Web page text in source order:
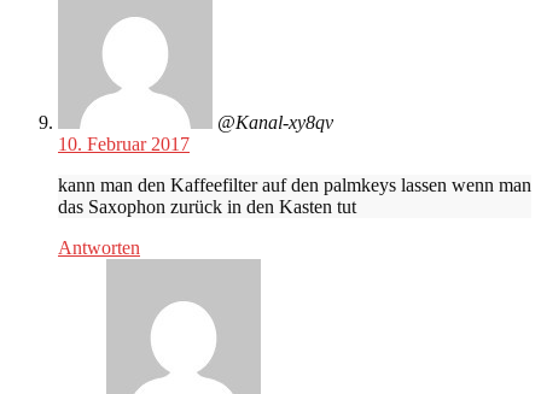
@Kanal-xy8qv
10. Februar 2017
kann man den Kaffeefilter auf den palmkeys lassen wenn man
das Saxophon zurück in den Kasten tut
Antworten